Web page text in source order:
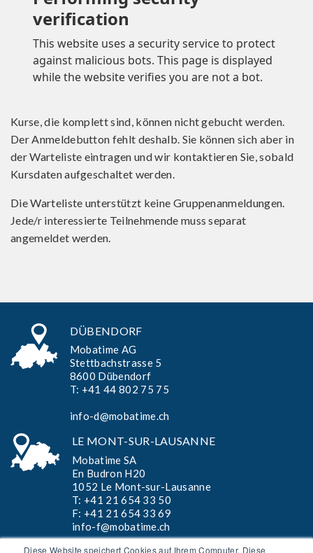
Diese Website speichert Cookies auf Ihrem Computer. Diese
Kurse, die komplett sind, können nicht gebucht werden.
Der Anmeldebutton fehlt deshalb. Sie können sich aber in
der Warteliste eintragen und wir kontaktieren Sie, sobald
Kursdaten aufgeschaltet werden.
Die Warteliste unterstützt keine Gruppenanmeldungen.
Jede/r interessierte Teilnehmende muss separat
angemeldet werden.
DÜBENDORF
Mobatime AG
Stettbachstrasse 5
8600 Dübendorf
T: +41 44 802 75 75
info-d@mobatime.ch
LE MONT-SUR-LAUSANNE
Mobatime SA
En Budron H20
1052 Le Mont-sur-Lausanne
T: +41 21 654 33 50
F: +41 21 654 33 69
info-f@mobatime.ch